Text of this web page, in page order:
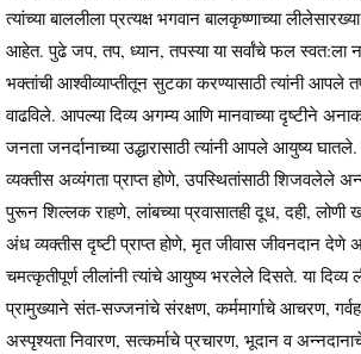
त्यांच्या बाललीला प्रत्यक्ष भगवान बालकृष्णाच्या
आहेत. पुढे जप, तप, ध्यान, तपस्या या सर्वांचे फल स्वत:ला
भक्तांची आश्वीव्याप्तीतून सुटका करण्यासाठी त्यांनी आपले
वाढविले. आपल्या दिव्य अगम्य आणि मानवाच्या दृष्टीने
जनता जनर्दानाच्या उद्धारासाठी त्यांनी आपले आयुष्य
व्यक्तीस अव्यंगता प्राप्त होणे, उपस्थितांसाठी शिजवलेले
पुरून शिल्लक राहणे, लांबच्या प्रवासातही दूध, दही, लोणी
अंध व्यक्तीस दृष्टी प्राप्त होणे, मृत जीवास जीवनदान देणे
चमत्कृतीपूर्ण लीलांनी त्यांचे आयुष्य भरलेले दिसते. या दिव्य
प्रामुख्याने संत-सज्जनांचे संरक्षण, कर्ममार्गाचे आचरण,
अस्पृश्यता निवारण, सत्कर्माचे प्रचारण, भूदान व